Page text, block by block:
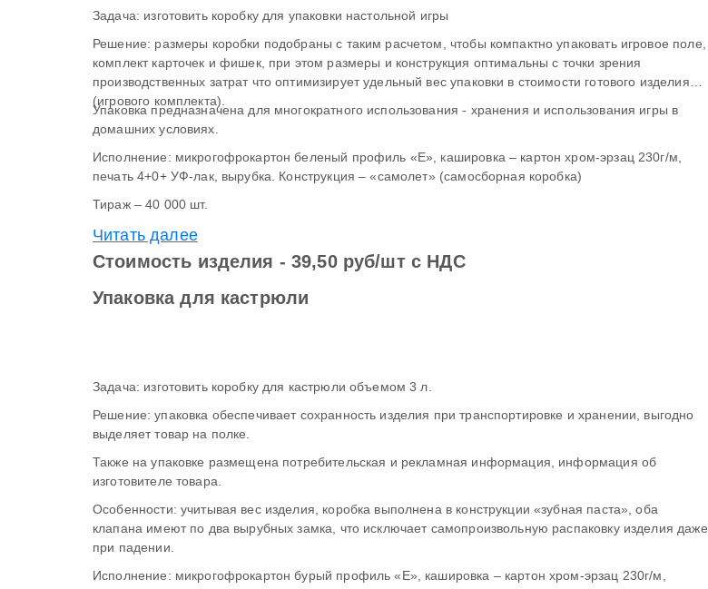
Задача: изготовить коробку для упаковки настольной игры
Решение: размеры коробки подобраны с таким расчетом, чтобы компактно упаковать игровое поле,
комплект карточек и фишек, при этом размеры и конструкция оптимальны с точки зрения
производственных затрат что оптимизирует удельный вес упаковки в стоимости готового изделия
(игрового комплекта).
Упаковка предназначена для многократного использования - хранения и использования игры в
домашних условиях.
Исполнение: микрогофрокартон беленый профиль «Е», кашировка – картон хром-эрзац 230г/м,
печать 4+0+ УФ-лак, вырубка. Конструкция – «самолет» (самосборная коробка)
Тираж – 40 000 шт.
Читать далее
Стоимость изделия - 39,50 руб/шт с НДС
Упаковка для кастрюли
Задача: изготовить коробку для кастрюли объемом 3 л.
Решение: упаковка обеспечивает сохранность изделия при транспортировке и хранении, выгодно
выделяет товар на полке.
Также на упаковке размещена потребительская и рекламная информация, информация об
изготовителе товара.
Особенности: учитывая вес изделия, коробка выполнена в конструкции «зубная паста», оба
клапана имеют по два вырубных замка, что исключает самопроизвольную распаковку изделия даже
при падении.
Исполнение: микрогофрокартон бурый профиль «Е», кашировка – картон хром-эрзац 230г/м,